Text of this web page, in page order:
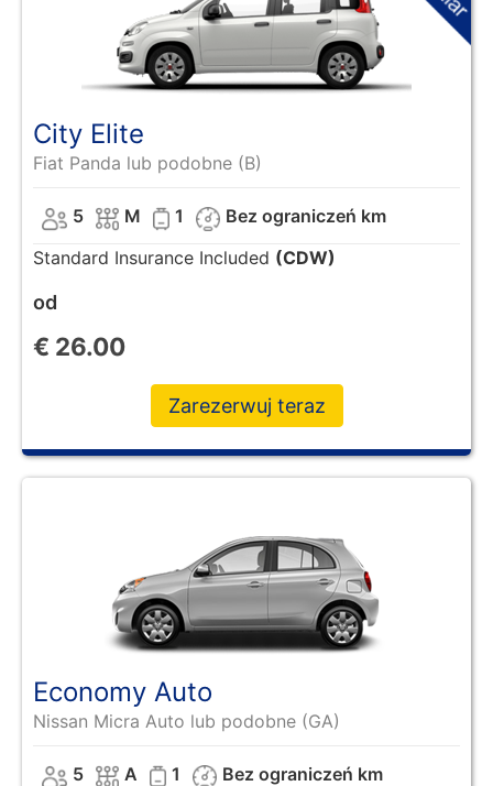
City Elite
Fiat Panda lub podobne (B)
5 M 1
Bez ograniczeń km
Standard Insurance Included (CDW)
od
€ 26.00
Zarezerwuj teraz
Economy Auto
Nissan Micra Auto lub podobne (GA)
5 A 1
Bez ograniczeń km